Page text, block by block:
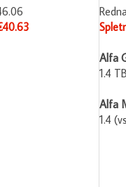
Alfa
1.4
Alfa
1.4